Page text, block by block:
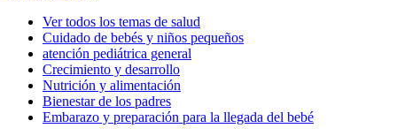
Ver todos los temas de salud
Cuidado de bebés y niños pequeños
atención pediátrica general
Crecimiento y desarrollo
Nutrición y alimentación
Bienestar de los padres
Embarazo y preparación para la llegada del bebé